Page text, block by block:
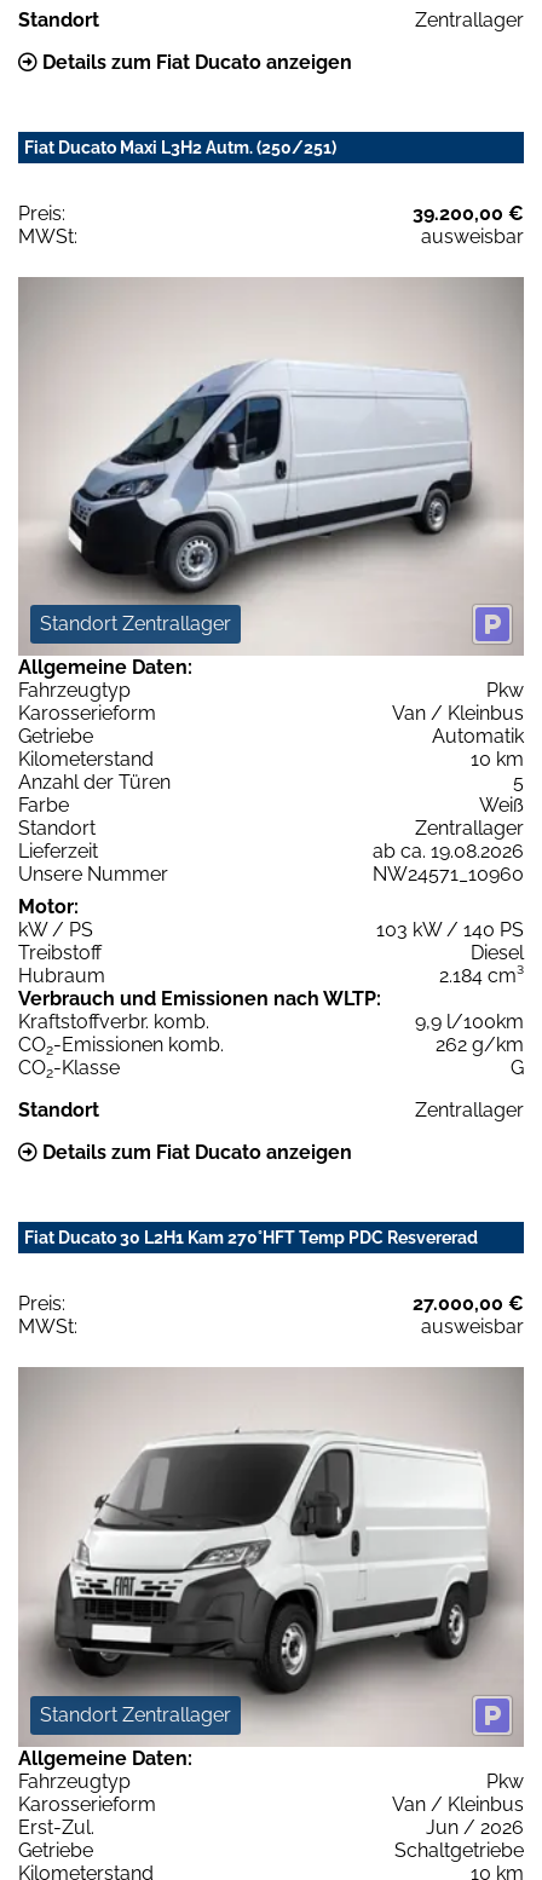
Standort
Zentrallager
Details zum Fiat Ducato anzeigen
Fiat Ducato Maxi L3H2 Autm. (250/251)
Preis:
39.200,00 €
MWSt:
ausweisbar
Standort Zentrallager
Allgemeine Daten:
Fahrzeugtyp
Pkw
Karosserieform
Van / Kleinbus
Getriebe
Automatik
Kilometerstand
10 km
Anzahl der Türen
5
Farbe
Weiß
Standort
Zentrallager
Lieferzeit
ab ca. 19.08.2026
Unsere Nummer
NW24571_10960
Motor:
kW / PS
103 kW / 140 PS
Treibstoff
Diesel
Hubraum
2.184 cm³
Verbrauch und Emissionen nach WLTP:
Kraftstoffverbr. komb.
9,9 l/100km
CO2-Emissionen komb.
262 g/km
CO2-Klasse
G
Standort
Zentrallager
Details zum Fiat Ducato anzeigen
Fiat Ducato 30 L2H1 Kam 270°HFT Temp PDC Resvererad
Preis:
27.000,00 €
MWSt:
ausweisbar
Standort Zentrallager
Allgemeine Daten:
Fahrzeugtyp
Pkw
Karosserieform
Van / Kleinbus
Erst-Zul.
Jun / 2026
Getriebe
Schaltgetriebe
Kilometerstand
10 km